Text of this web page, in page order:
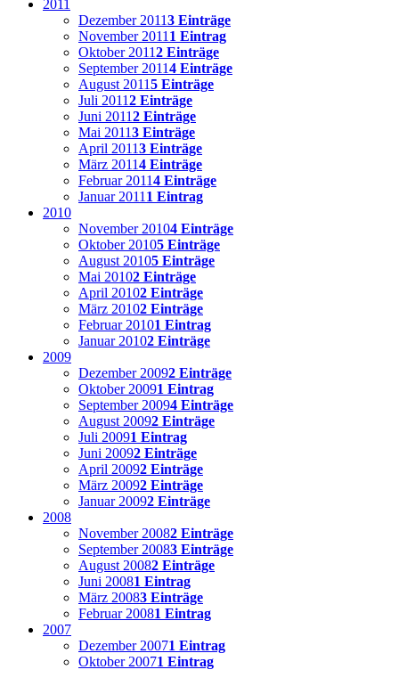
2011
Dezember 20113 Einträge
November 2011 1 Eintrag
Oktober 20112 Einträge
September 20114 Einträge
August 20115 Einträge
Juli 20112 Einträge
Juni 20112 Einträge
Mai 20113 Einträge
April 20113 Einträge
März 20114 Einträge
Februar 20114 Einträge
Januar 2011 1 Eintrag
2010
November 20104 Einträge
Oktober 20105 Einträge
August 20105 Einträge
Mai 20102 Einträge
April 20102 Einträge
März 20102 Einträge
Februar 20101 Eintrag
Januar 20102 Einträge
2009
Dezember 20092 Einträge
Oktober 20091 Eintrag
September 20094 Einträge
August 20092 Einträge
Juli 20091 Eintrag
Juni 20092 Einträge
April 20092 Einträge
März 20092 Einträge
Januar 20092 Einträge
2008
November 20082 Einträge
September 20083 Einträge
August 20082 Einträge
Juni 20081 Eintrag
März 20083 Einträge
Februar 20081 Eintrag
2007
Dezember 20071 Eintrag
Oktober 20071 Eintrag